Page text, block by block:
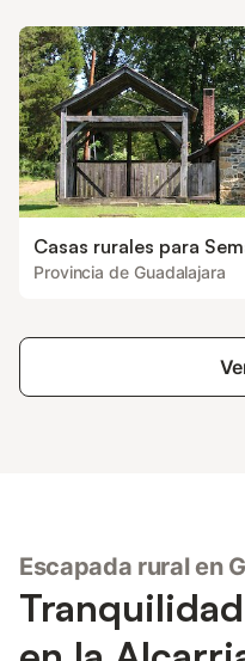
Casas rurales para
Provincia de Guadalajara
Escapada rural en